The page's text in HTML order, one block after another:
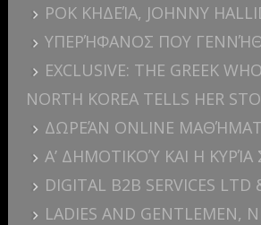
ΡΟΚ ΚΗΔΕΊΑ, JOHNNY
ΥΠΕΡΉΦΑΝΟΣ ΠΟΥ
EXCLUSIVE: THE GREEK
NORTH KOREA TELLS HER
ΔΩΡΕΆΝ ONLINE
Α’ ΔΗΜΟΤΙΚΟΎ ΚΑΙ Η
DIGITAL B2B SERVICES LTD
LADIES AND GENTLEMEN,